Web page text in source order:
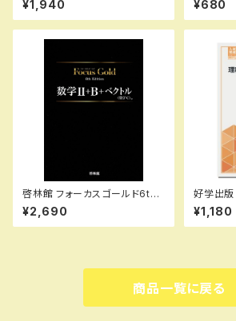
学年（選択ください） 問題集本
体と別冊解答つき 新品完全セ
¥1,940
新品 問
解答な
51
¥680
啓林館 フォーカスゴールド6th
Edition 数学Ⅱ+B+C（ベクト
ル） 新品 問題集本体と別冊
解答つき ISBN：978440226
¥2,690
好学出
理科 探
年度版
N：
¥1,180
商品一覧に戻る